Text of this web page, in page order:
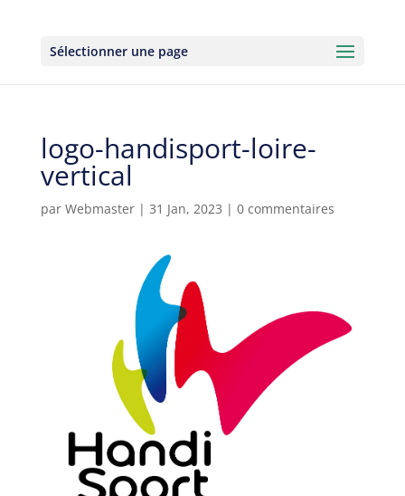
Sélectionner une page
logo-handisport-loire-
vertical
par Webmaster| 31 Jan, 2023 | 0 commentaires